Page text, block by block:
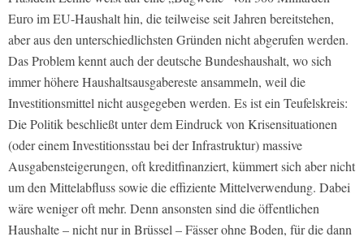
Euro im EU-Haushalt hin, die teilweise seit Jahren bereitstehen,
aber aus den unterschiedlichsten Gründen nicht abgerufen werden.
Das Problem kennt auch der deutsche Bundeshaushalt, wo sich
immer höhere Haushaltsausgabereste ansammeln, weil die
Investitionsmittel nicht ausgegeben werden. Es ist ein Teufelskreis:
Die Politik beschließt unter dem Eindruck von Krisensituationen
(oder einem Investitionsstau bei der Infrastruktur) massive
Ausgabensteigerungen, oft kreditfinanziert, kümmert sich aber nicht
um den Mittelabfluss sowie die effiziente Mittelverwendung. Dabei
wäre weniger oft mehr. Denn ansonsten sind die öffentlichen
Haushalte – nicht nur in Brüssel – Fässer ohne Boden, für die dann